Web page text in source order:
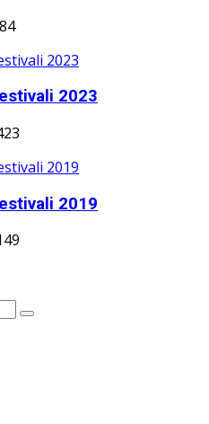
2023
2019